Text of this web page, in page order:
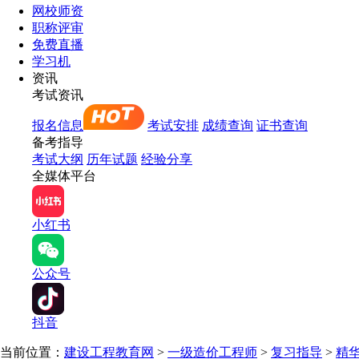
网校师资
职称评审
免费直播
学习机
资讯
考试资讯
报名信息 考试安排 成绩查询 证书查询
备考指导
考试大纲 历年试题 经验分享
全媒体平台
小红书
公众号
抖音
当前位置： 建设工程教育网 > 一级造价工程师 > 复习指导 > 精